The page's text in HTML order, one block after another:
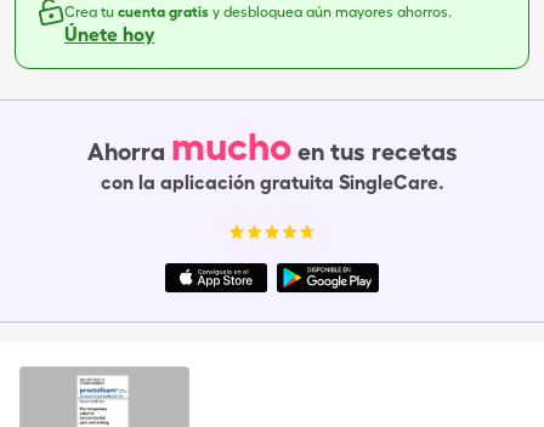
Crea tu cuenta gratis y desbloquea aún mayores ahorros.
Únete hoy
Ahorra mucho en tus recetas
con la aplicación gratuita SingleCare.